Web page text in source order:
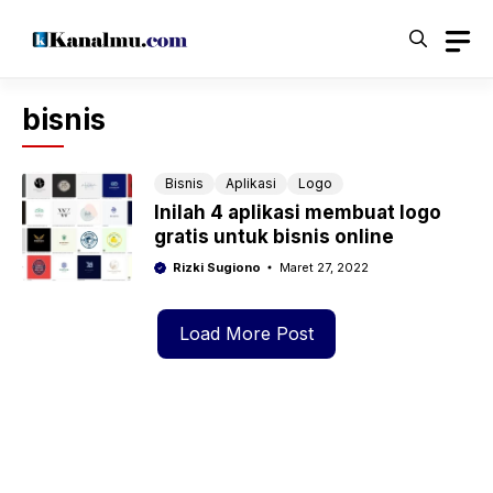
bisnis
Bisnis Aplikasi Logo
Inilah 4 aplikasi membuat logo
gratis untuk bisnis online
Rizki Sugiono Maret 27, 2022
Load More Post